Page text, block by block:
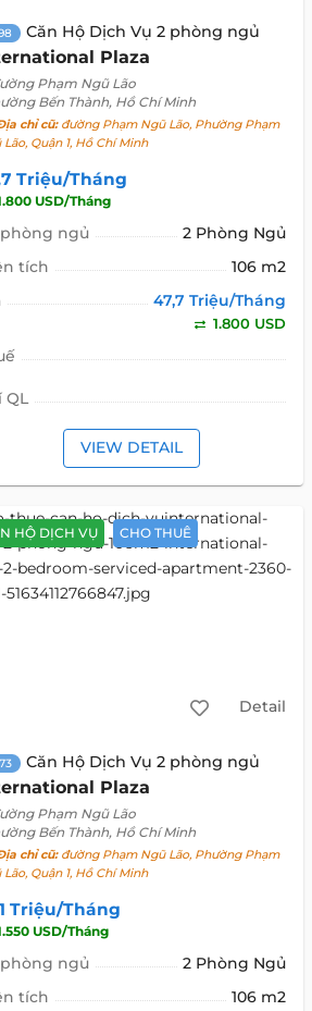
Căn Hộ Dịch Vụ 2 phòng ngủ
Plaza
Phạm Ngũ Lão
Bến Thành, Hồ Chí Minh
chỉ cũ:đường Phạm Ngũ Lão, Phường Phạm
Lão, Quận 1, Hồ Chí Minh
Triệu/Tháng
USD/Tháng
ngủ
2 Phòng Ngủ
tích
106 m2
47,7 Triệu/Tháng
1.800 USD
QL
VIEW DETAIL
HỘ DỊCH VỤ CHO THUÊ
Detail
Căn Hộ Dịch Vụ 2 phòng ngủ
Plaza
Phạm Ngũ Lão
Bến Thành, Hồ Chí Minh
chỉ cũ:đường Phạm Ngũ Lão, Phường Phạm
Lão, Quận 1, Hồ Chí Minh
Triệu/Tháng
USD/Tháng
ngủ
2 Phòng Ngủ
tích
106 m2